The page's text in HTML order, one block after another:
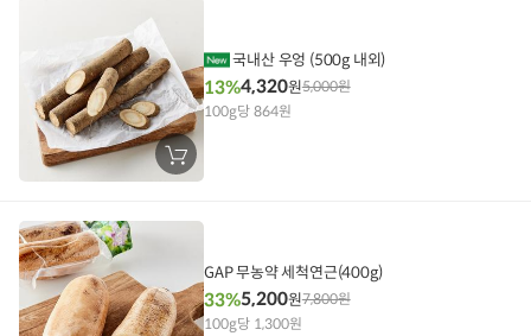
장
바
에
국내산 우엉 (500g 내외)
13%4,320원5,000원
100g당 864원
GAP 무농약 세척연근(400g)
33%5,200원7,800원
100g당 1,300원